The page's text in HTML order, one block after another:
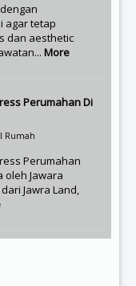
agar tetap
dan aesthetic
More
Perumahan Di
Rumah
Perumahan
oleh Jawara
Jawra Land,